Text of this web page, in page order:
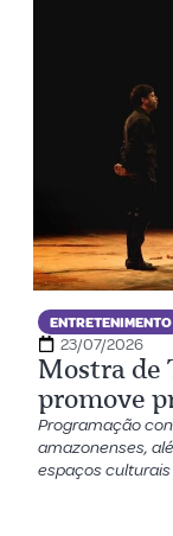
ENTRETENIMENTO
23/07/2026
Mostra de
promove
Programação
amazonenses,
espaços